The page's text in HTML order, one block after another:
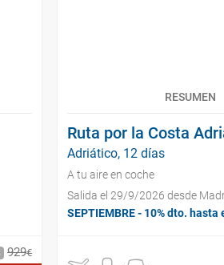
929€
RESUMEN
Ruta por la Costa
Adriático, 12 días
A tu aire en coche
Salida el 29/9/2026 desde
SEPTIEMBRE - 10% dto. hasta